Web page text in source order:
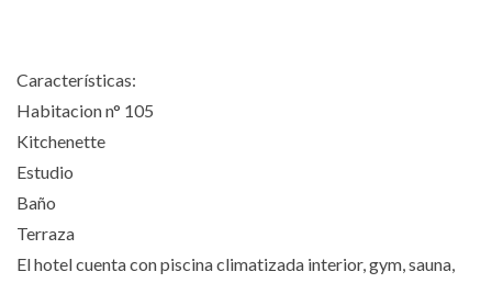
Características:
Habitacion n° 105
Kitchenette
Estudio
Baño
Terraza
El hotel cuenta con piscina climatizada interior, gym, sauna,